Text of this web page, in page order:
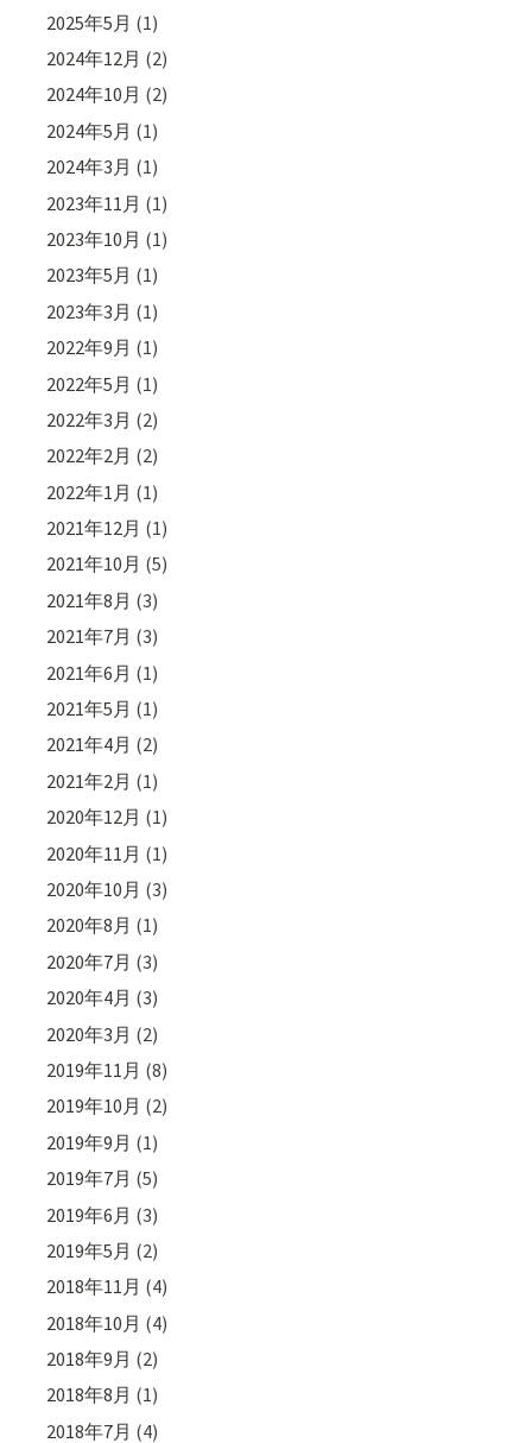
2025年5月 (1)
2024年12月 (2)
2024年10月 (2)
2024年5月 (1)
2024年3月 (1)
2023年11月 (1)
2023年10月 (1)
2023年5月 (1)
2023年3月 (1)
2022年9月 (1)
2022年5月 (1)
2022年3月 (2)
2022年2月 (2)
2022年1月 (1)
2021年12月 (1)
2021年10月 (5)
2021年8月 (3)
2021年7月 (3)
2021年6月 (1)
2021年5月 (1)
2021年4月 (2)
2021年2月 (1)
2020年12月 (1)
2020年11月 (1)
2020年10月 (3)
2020年8月 (1)
2020年7月 (3)
2020年4月 (3)
2020年3月 (2)
2019年11月 (8)
2019年10月 (2)
2019年9月 (1)
2019年7月 (5)
2019年6月 (3)
2019年5月 (2)
2018年11月 (4)
2018年10月 (4)
2018年9月 (2)
2018年8月 (1)
2018年7月 (4)